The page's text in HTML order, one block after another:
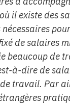
il existe des
de salaires
beaucoup de
à-dire de
travail. Par